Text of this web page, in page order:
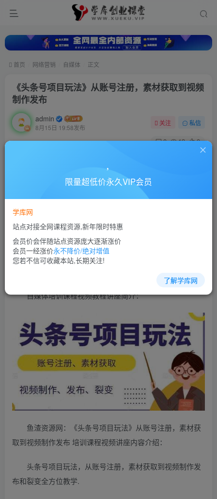
首页 网络营销 自媒体 正文
《头条号项目玩法》从账号注册，素材获取到视频
制作发布
admin
8月15日 19:58发布
关注 私信
0 13 0
《头条号项目玩法》从账号注册，素材获取到视频制作发布
此内容为付费资源，请付费后查看
10
立即购买
您当前未登录！建议登陆后购买，可保存购买订单
自媒体培训课程视频教程讲座简介：
鱼渣资源网：《头条号项目玩法》从账号注册，素材获
取到视频制作发布 培训课程视频讲座内容介绍：
头条号项目玩法，从账号注册，素材获取到视频制作发
布和裂变全方位教学.
限量超低价永久VIP会员
学库网
站点对接全网课程资源,新年限时特惠
会员价会伴随站点资源庞大逐渐涨价
会员一经涨价永不降价/绝对增值
您若不信可收藏本站,长期关注!
了解学库网